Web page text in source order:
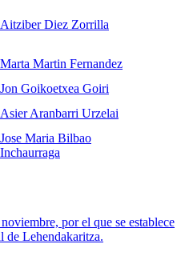
Aitziber Diez Zorrilla
Marta Martin Fernandez
Jon Goikoetxea Goiri
Asier Aranbarri Urzelai
Jose Maria Bilbao
Inchaurraga
por el que se establece
de Lehendakaritza.